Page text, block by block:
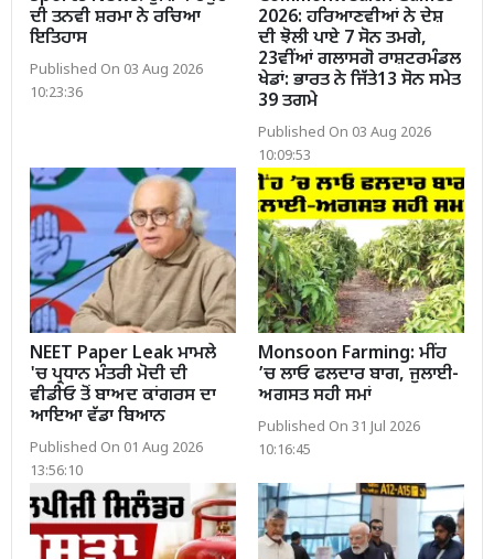
ਦੀ ਤਨਵੀ ਸ਼ਰਮਾ ਨੇ ਰਚਿਆ
ਇਤਿਹਾਸ
Published On 03 Aug 2026
10:23:36
2026: ਹਰਿਆਣਵੀਆਂ ਨੇ ਦੇਸ਼
ਦੀ ਝੋਲੀ ਪਾਏ 7 ਸੋਨ ਤਮਗੇ,
23ਵੀਂਆਂ ਗਲਾਸਗੋ ਰਾਸ਼ਟਰਮੰਡਲ
ਖੇਡਾਂ: ਭਾਰਤ ਨੇ ਜਿੱਤੇ13 ਸੋਨ ਸਮੇਤ
39 ਤਗਮੇ
Published On 03 Aug 2026
10:09:53
NEET Paper Leak ਮਾਮਲੇ
'ਚ ਪ੍ਰਧਾਨ ਮੰਤਰੀ ਮੋਦੀ ਦੀ
ਵੀਡੀਓ ਤੋਂ ਬਾਅਦ ਕਾਂਗਰਸ ਦਾ
ਆਇਆ ਵੱਡਾ ਬਿਆਨ
Published On 01 Aug 2026
13:56:10
Monsoon Farming: ਮੀਂਹ
’ਚ ਲਾਓ ਫਲਦਾਰ ਬਾਗ, ਜੁਲਾਈ-
ਅਗਸਤ ਸਹੀ ਸਮਾਂ
Published On 31 Jul 2026
10:16:45